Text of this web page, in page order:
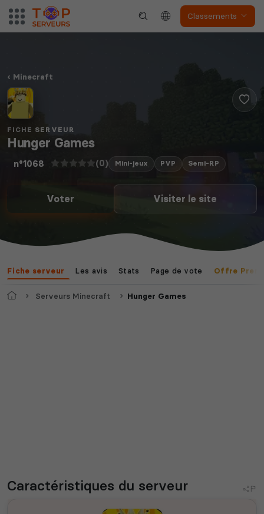
Classements
Minecraft
FICHE SERVEUR
Hunger Games
n°1068 (0) Mini-jeux PVP Semi-RP
Voter Visiter le site
Fiche serveur Les avis Stats Page de vote Offre
AccueilServeurs Minecraft Hunger Games
Caractéristiques du serveur